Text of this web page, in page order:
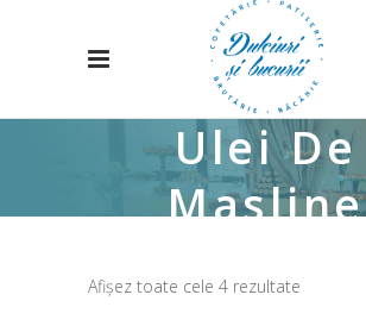
Ulei De
Masline
Afișez toate cele 4 rezultate